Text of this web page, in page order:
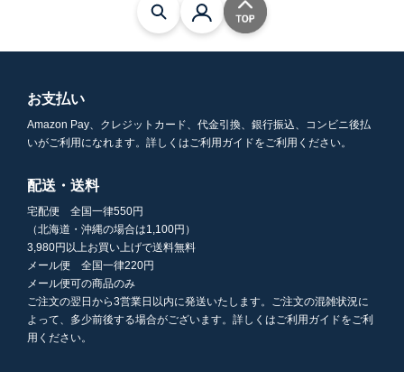
お支払い
Amazon Pay、クレジットカード、代金引換、銀行振込、コンビニ後払
いがご利用になれます。詳しくはご利用ガイドをご利用ください。
配送・送料
宅配便 全国一律550円
（北海道・沖縄の場合は1,100円）
3,980円以上お買い上げで送料無料
メール便 全国一律220円
メール便可の商品のみ
ご注文の翌日から3営業日以内に発送いたします。ご注文の混雑状況に
よって、多少前後する場合がございます。詳しくはご利用ガイドをご利
用ください。